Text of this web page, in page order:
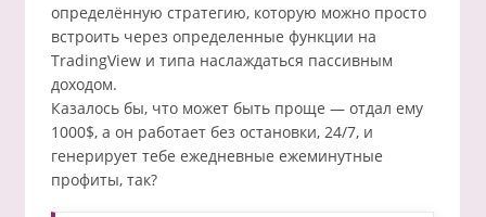
определённую стратегию, которую можно просто
встроить через определенные функции на
TradingView и типа наслаждаться пассивным
доходом.
Казалось бы, что может быть проще — отдал ему
1000$, а он работает без остановки, 24/7, и
генерирует тебе ежедневные ежеминутные
профиты, так?